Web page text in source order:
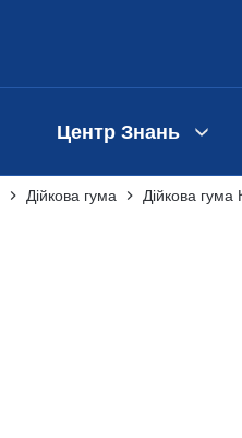
Центр Знань
Дійкова гума Дійкова гума